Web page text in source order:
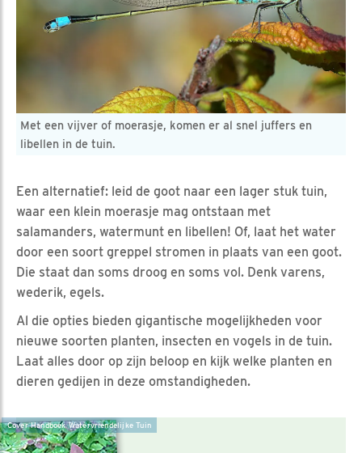
Met een vijver of moerasje, komen er al snel juffers en
libellen in de tuin.
Een alternatief: leid de goot naar een lager stuk tuin,
waar een klein moerasje mag ontstaan met
salamanders, watermunt en libellen! Of, laat het water
door een soort greppel stromen in plaats van een goot.
Die staat dan soms droog en soms vol. Denk varens,
wederik, egels.
Al die opties bieden gigantische mogelijkheden voor
nieuwe soorten planten, insecten en vogels in de tuin.
Laat alles door op zijn beloop en kijk welke planten en
dieren gedijen in deze omstandigheden.
Cover Handboek Watervriendelijke Tuin